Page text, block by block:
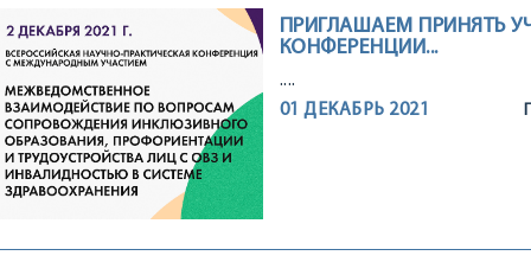
ПРИГЛАШАЕМ ПРИНЯТЬ
КОНФЕРЕНЦИИ...
....
01 ДЕКАБРЬ 2021